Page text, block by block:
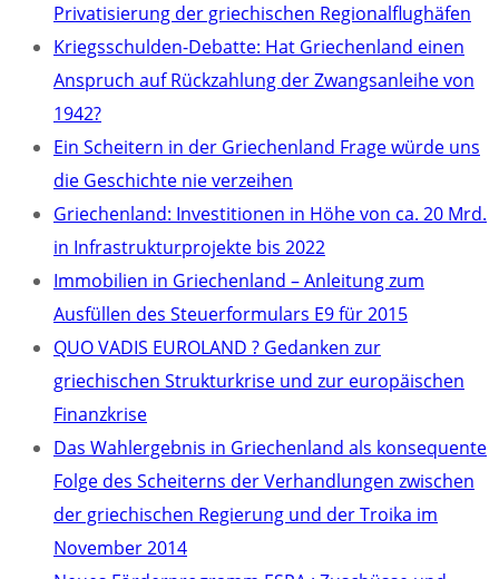
Privatisierung der griechischen Regionalflughäfen
Kriegsschulden-Debatte: Hat Griechenland einen
Anspruch auf Rückzahlung der Zwangsanleihe von
1942?
Ein Scheitern in der Griechenland Frage würde uns
die Geschichte nie verzeihen
Griechenland: Investitionen in Höhe von ca. 20 Mrd.
in Infrastrukturprojekte bis 2022
Immobilien in Griechenland – Anleitung zum
Ausfüllen des Steuerformulars E9 für 2015
QUO VADIS EUROLAND ? Gedanken zur
griechischen Strukturkrise und zur europäischen
Finanzkrise
Das Wahlergebnis in Griechenland als konsequente
Folge des Scheiterns der Verhandlungen zwischen
der griechischen Regierung und der Troika im
November 2014